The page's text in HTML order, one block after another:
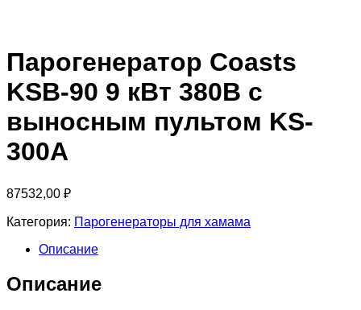
Парогенератор Coasts
KSB-90 9 кВт 380В с
выносным пультом KS-
300A
87532,00 ₽
Категория: Парогенераторы для хамама
Описание
Описание